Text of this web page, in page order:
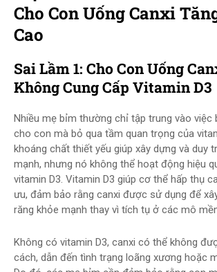
Cho Con Uống Canxi
Cao
Sai Lầm 1: Cho Con Uống
Không Cung Cấp Vitamin D3
Nhiều mẹ bỉm thường chỉ tập trung vào việc
cho con mà bỏ qua tầm quan trọng của
khoáng chất thiết yếu giúp xây dựng và duy
mạnh, nhưng nó không thể hoạt động hiệu
vitamin D3. Vitamin D3 giúp cơ thể hấp thụ
ưu, đảm bảo rằng canxi được sử dụng để
răng khỏe mạnh thay vì tích tụ ở các mô
Không có vitamin D3, canxi có thể không
cách, dẫn đến tình trạng loãng xương hoặc